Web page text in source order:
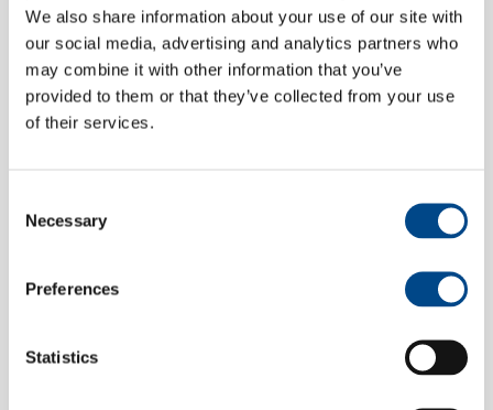
We also share information about your use of our site with
our social media, advertising and analytics partners who
may combine it with other information that you’ve
provided to them or that they’ve collected from your use
of their services.
Selection
Necessary
Preferences
Statistics
Gear